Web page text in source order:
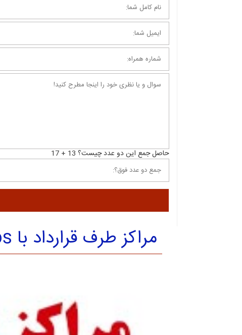
حاصل جمع این دو عدد چیست؟ 13 + 17
مراکز طرف قرارداد با sos